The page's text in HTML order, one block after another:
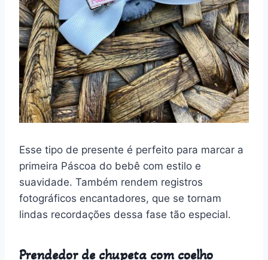
Esse tipo de presente é perfeito para marcar a
primeira Páscoa do bebê com estilo e
suavidade. Também rendem registros
fotográficos encantadores, que se tornam
lindas recordações dessa fase tão especial.
Prendedor de chupeta com coelho